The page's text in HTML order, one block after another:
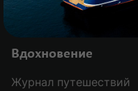
MODAL-
Гарантия лучшей цены
Вдохновение
Журнал путешествий